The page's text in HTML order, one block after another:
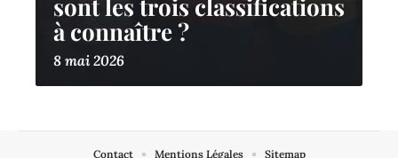
sont les trois classifications
à connaître ?
8 mai 2026
Contact Mentions Légales Sitemap